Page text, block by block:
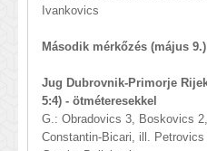
Ivankovics
Második mérkőzés (május 9.)
Jug Dubrovnik-Primorje
5:4) - ötméteresekkel
G.: Obradovics 3, Boskovics
Constantin-Bicari, ill. Petrovics